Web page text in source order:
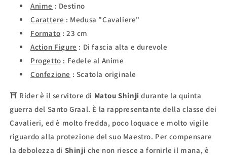
Anime : Destino
Carattere : Medusa "Cavaliere"
Formato : 23 cm
Action Figure : Di fascia alta e durevole
Progetto : Fedele al Anime
Confezione : Scatola originale
⛩ Rider è il servitore di Matou Shinji durante la quinta
guerra del Santo Graal. È la rappresentante della classe dei
Cavalieri, ed è molto fredda, poco loquace e molto vigile
riguardo alla protezione del suo Maestro. Per compensare
la debolezza di Shinji che non riesce a fornirle il mana, è